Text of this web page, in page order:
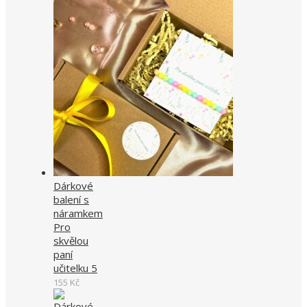
Dárkové
balení s
náramkem
Pro
skvělou
paní
učitelku 5
155 Kč